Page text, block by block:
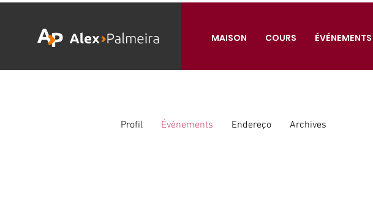
MAISON COURS ÉVÉNEMENTS
Profil Événements Endereço Archives